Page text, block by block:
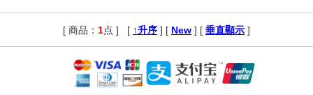
[ 商品： 1点 ] [ ↑升序 ] [ New ] [ 垂直顯示 ]